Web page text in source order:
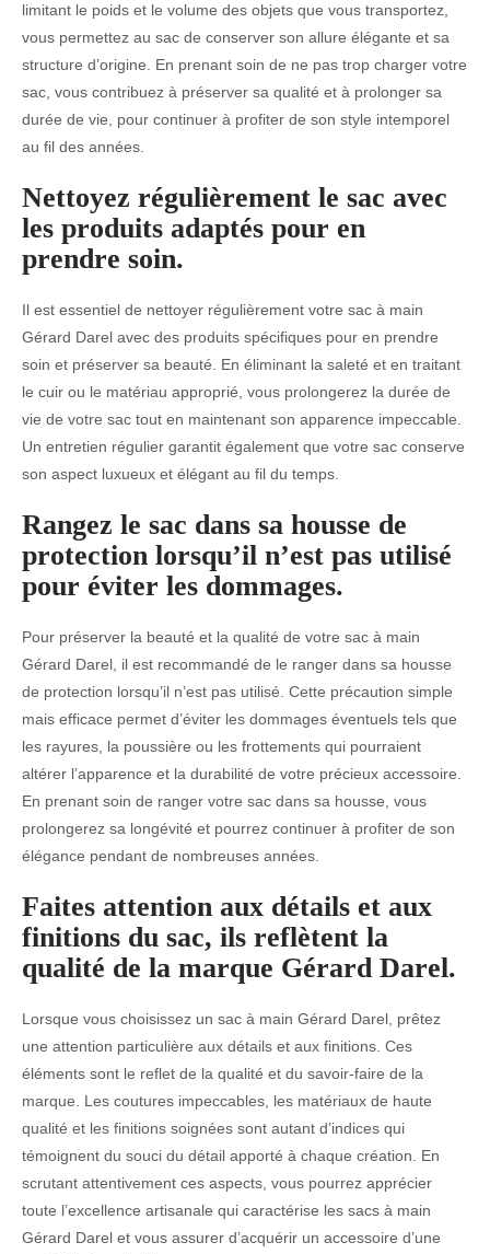
limitant le poids et le volume des objets que vous transportez,
vous permettez au sac de conserver son allure élégante et sa
structure d’origine. En prenant soin de ne pas trop charger votre
sac, vous contribuez à préserver sa qualité et à prolonger sa
durée de vie, pour continuer à profiter de son style intemporel
au fil des années.
Nettoyez régulièrement le sac avec
les produits adaptés pour en
prendre soin.
Il est essentiel de nettoyer régulièrement votre sac à main
Gérard Darel avec des produits spécifiques pour en prendre
soin et préserver sa beauté. En éliminant la saleté et en traitant
le cuir ou le matériau approprié, vous prolongerez la durée de
vie de votre sac tout en maintenant son apparence impeccable.
Un entretien régulier garantit également que votre sac conserve
son aspect luxueux et élégant au fil du temps.
Rangez le sac dans sa housse de
protection lorsqu’il n’est pas utilisé
pour éviter les dommages.
Pour préserver la beauté et la qualité de votre sac à main
Gérard Darel, il est recommandé de le ranger dans sa housse
de protection lorsqu’il n’est pas utilisé. Cette précaution simple
mais efficace permet d’éviter les dommages éventuels tels que
les rayures, la poussière ou les frottements qui pourraient
altérer l’apparence et la durabilité de votre précieux accessoire.
En prenant soin de ranger votre sac dans sa housse, vous
prolongerez sa longévité et pourrez continuer à profiter de son
élégance pendant de nombreuses années.
Faites attention aux détails et aux
finitions du sac, ils reflètent la
qualité de la marque Gérard Darel.
Lorsque vous choisissez un sac à main Gérard Darel, prêtez
une attention particulière aux détails et aux finitions. Ces
éléments sont le reflet de la qualité et du savoir-faire de la
marque. Les coutures impeccables, les matériaux de haute
qualité et les finitions soignées sont autant d’indices qui
témoignent du souci du détail apporté à chaque création. En
scrutant attentivement ces aspects, vous pourrez apprécier
toute l’excellence artisanale qui caractérise les sacs à main
Gérard Darel et vous assurer d’acquérir un accessoire d’une